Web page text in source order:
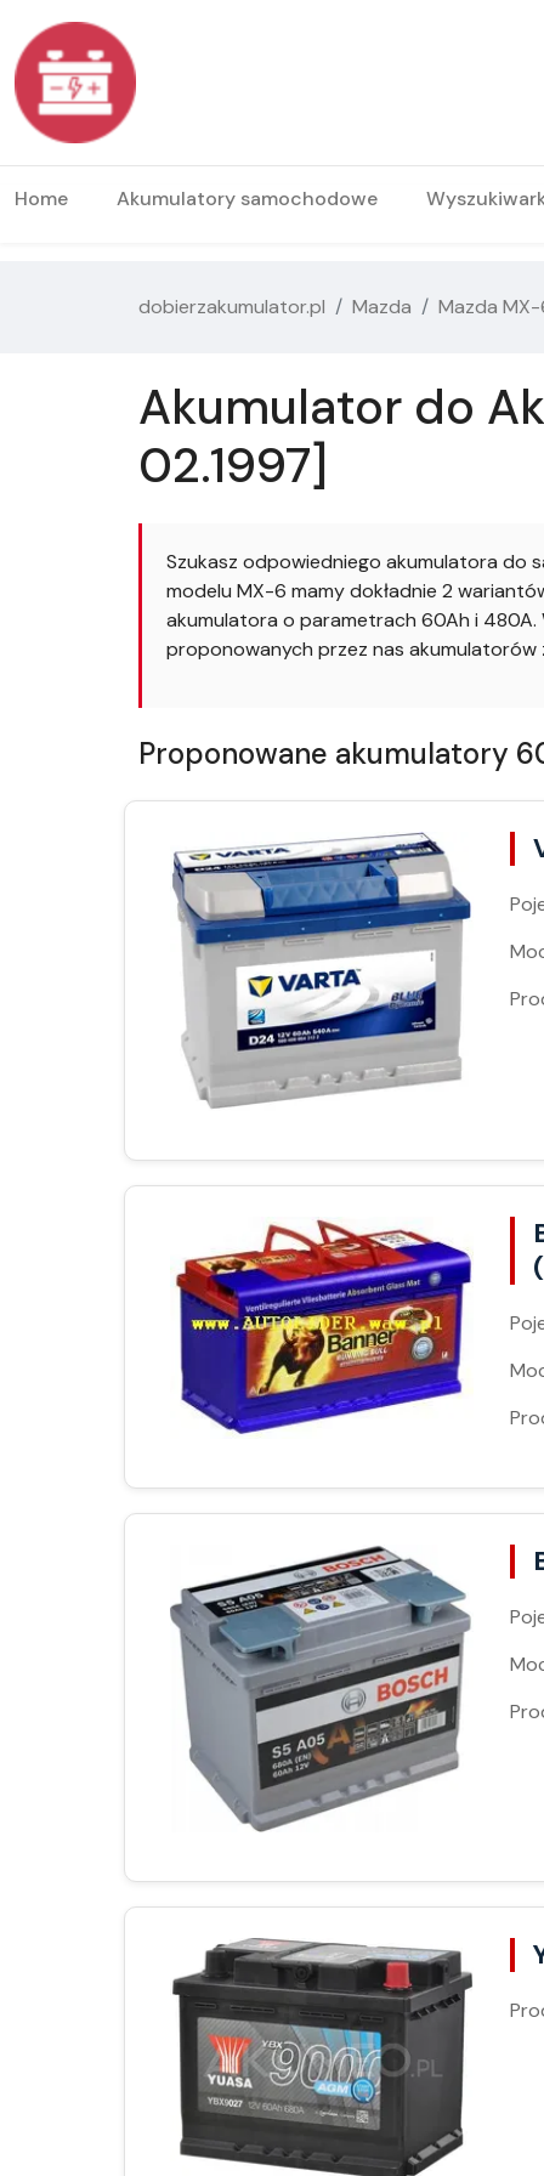
Home Akumulatory samochodowe
dobierzakumulator.pl Mazda Mazda
Akumulator do
02.1997]
Szukasz odpowiedniego akumulatora do
modelu MX-6 mamy dokładnie 2
akumulatora o parametrach 60Ah i 480A.
proponowanych przez nas akumulatorów
Proponowane akumulatory